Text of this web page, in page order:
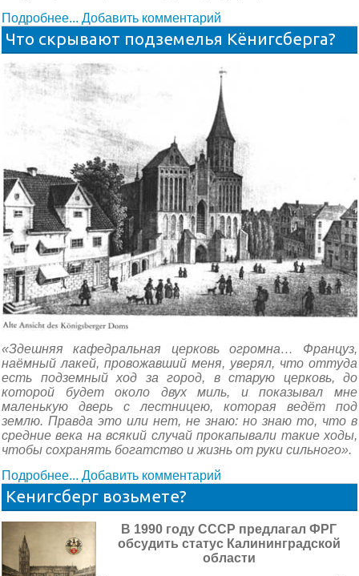
Подробнее... Добавить комментарий
Что скрывают подземелья Кёнигсберга?
«Здешняя кафедральная церковь огромна… Француз,
наёмный лакей, провожавший меня, уверял, что оттуда
есть подземный ход за город, в старую церковь, до
которой будет около двух миль, и показывал мне
маленькую дверь с лестницею, которая ведёт под
землю. Правда это или нет, не знаю: но знаю то, что в
средние века на всякий случай прокапывали такие ходы,
чтобы сохранять богатство и жизнь от руки сильного».
Подробнее... Добавить комментарий
Кенигсберг возьмете?
В 1990 году СССР предлагал ФРГ
обсудить статус Калининградской
области